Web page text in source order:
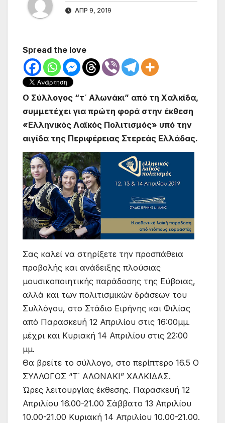
ΑΠΡ 9, 2019
Spread the love
Ο Σύλλογoς “τ΄ Αλωνάκι” από τη Χαλκίδα,
συμμετέχει για πρώτη φορά στην έκθεση
«Ελληνικός Λαϊκός Πολιτισμός» υπό την
αιγίδα της Περιφέρειας Στερεάς Ελλάδας.
Σας καλεί να στηρίξετε την προσπάθεια
προβολής και ανάδειξης πλούσιας
μουσικοποιητικής παράδοσης της Εύβοιας,
αλλά και των πολιτισμικών δράσεων του
Συλλόγου, στο Στάδιο Ειρήνης και Φιλίας
από Παρασκευή 12 Απριλίου στις 16:00μμ.
μέχρι και Κυριακή 14 Απριλίου στις 22:00
μμ.
Θα βρείτε το σύλλογο, στο περίπτερο 16.5 Ο
ΣΥΛΛΟΓΟΣ “Τ΄ ΑΛΩΝΑΚΙ” ΧΑΛΚΙΔΑΣ.
Ώρες λειτουργίας έκθεσης. Παρασκευή 12
Απριλίου 16.00-21.00 Σάββατο 13 Απριλίου
10.00-21.00 Κυριακή 14 Απριλίου 10.00-21.00.